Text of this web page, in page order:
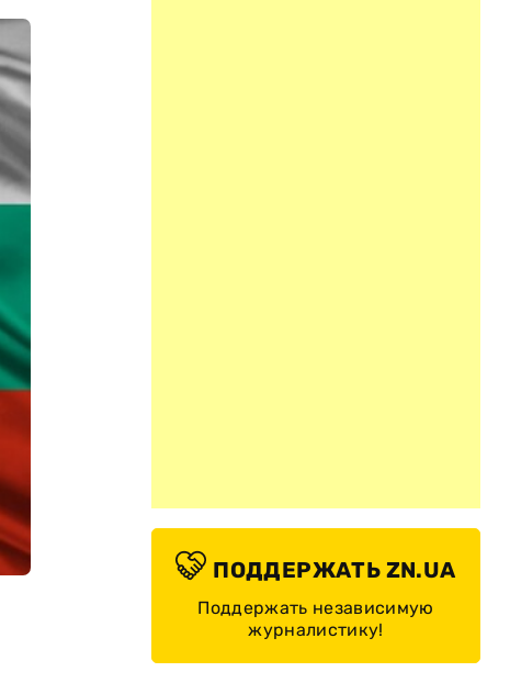
ПОДДЕРЖАТЬ ZN.UA
Поддержать независимую
журналистику!